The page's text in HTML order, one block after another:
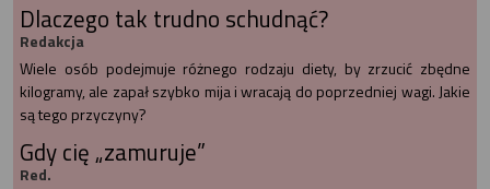
Dlaczego tak trudno schudnąć?
Redakcja
Wiele osób podejmuje różnego rodzaju diety, by zrzucić zbędne
kilogramy, ale zapał szybko mija i wracają do poprzedniej wagi. Jakie
są tego przyczyny?
Gdy cię „zamuruje”
Red.